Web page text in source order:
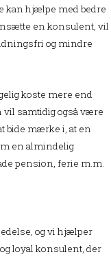
kan hjælpe med bedre
en konsulent, vil
og mindre
koste mere end
samtidig også være
bide mærke i, at en
en almindelig
pension, ferie m.m.
og vi hjælper
loyal konsulent, der